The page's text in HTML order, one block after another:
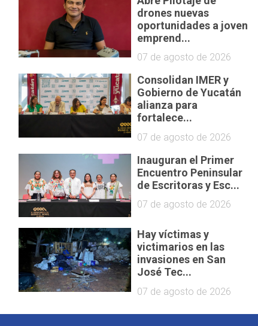
drones nuevas
oportunidades a joven
emprend...
07 de agosto de 2026
Consolidan IMER y
Gobierno de Yucatán
alianza para
fortalece...
07 de agosto de 2026
Inauguran el Primer
Encuentro Peninsular
de Escritoras y Esc...
07 de agosto de 2026
Hay víctimas y
victimarios en las
invasiones en San
José Tec...
07 de agosto de 2026